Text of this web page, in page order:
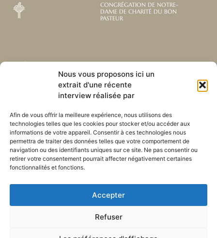
Nous vous proposons ici un
extrait d'une récente
interview réalisée par
Afin de vous offrir la meilleure expérience, nous utilisons des
technologies telles que les cookies pour stocker et/ou accéder aux
informations de votre appareil. Consentir à ces technologies nous
permettra de traiter des données telles que votre comportement de
navigation ou des identifiants uniques sur ce site. Ne pas consentir ou
retirer votre consentement pourrait affecter négativement certaines
fonctionnalités et fonctions.
Accepter
Refuser
CONGRÉGATION DE NOTRE-
DAME DE CHARITÉ DU BON
PASTEUR
Abonnez-vous à notre
newsletter mensuelle
Recevez les dernières nouvelles
nos ministères à travers le monde.
S'ABONNER
Liens utiles
Envoyez-nous votre
Plan du site
POLITIQUE DE CONFIDENTIALITÉ